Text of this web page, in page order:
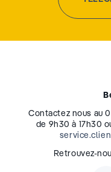
Contactez nous au
de 9h30 à 17h30
Retrouvez-